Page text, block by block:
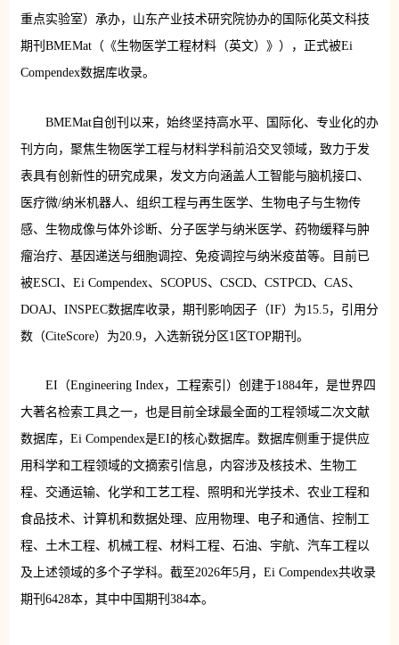
重点实验室）承办，山东产业技术研究院协办的国际化英文科技
期刊BMEMat（《生物医学工程材料（英文）》），正式被Ei
Compendex数据库收录。
BMEMat自创刊以来，始终坚持高水平、国际化、专业化的办
刊方向，聚焦生物医学工程与材料学科前沿交叉领域，致力于发
表具有创新性的研究成果，发文方向涵盖人工智能与脑机接口、
医疗微/纳米机器人、组织工程与再生医学、生物电子与生物传
感、生物成像与体外诊断、分子医学与纳米医学、药物缓释与肿
瘤治疗、基因递送与细胞调控、免疫调控与纳米疫苗等。目前已
被ESCI、Ei Compendex、SCOPUS、CSCD、CSTPCD、CAS、
DOAJ、INSPEC数据库收录，期刊影响因子（IF）为15.5，引用分
数（CiteScore）为20.9，入选新锐分区1区TOP期刊。
EI（Engineering Index，工程索引）创建于1884年，是世界四
大著名检索工具之一，也是目前全球最全面的工程领域二次文献
数据库，Ei Compendex是EI的核心数据库。数据库侧重于提供应
用科学和工程领域的文摘索引信息，内容涉及核技术、生物工
程、交通运输、化学和工艺工程、照明和光学技术、农业工程和
食品技术、计算机和数据处理、应用物理、电子和通信、控制工
程、土木工程、机械工程、材料工程、石油、宇航、汽车工程以
及上述领域的多个子学科。截至2026年5月，Ei Compendex共收录
期刊6428本，其中中国期刊384本。